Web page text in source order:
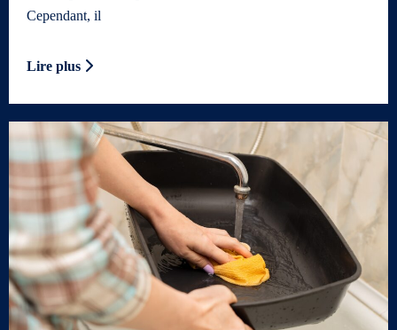
Cependant, il
Lire plus